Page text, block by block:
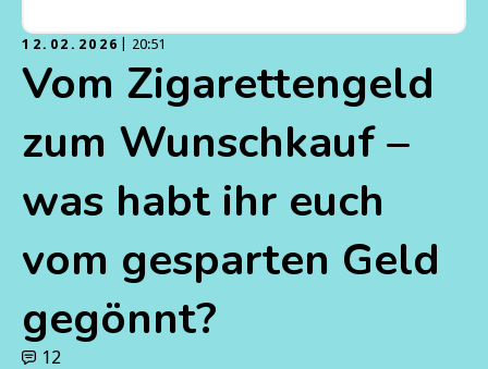
12.02.2026 20:51
Vom Zigarettengeld
zum Wunschkauf –
was habt ihr euch
vom gesparten Geld
gegönnt?
12